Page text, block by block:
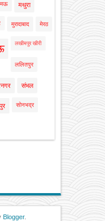
मऊ मथुरा
मुरादाबाद मेरठ
लखीमपुर खीरी
ललितपुर
संभल
सोनभद्र
Blogger.